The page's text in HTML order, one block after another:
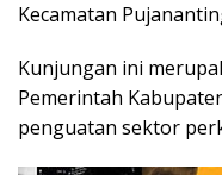
Kecamatan
Kunjungan ini
Pemerintah
penguatan sektor